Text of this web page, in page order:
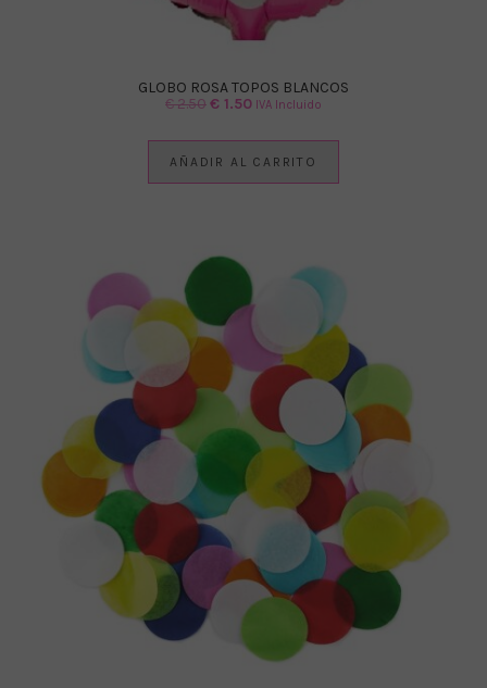
GLOBO ROSA TOPOS BLANCOS
€2.50El
€ 1.50ElIVA Incluido
AÑADIR AL CARRITO